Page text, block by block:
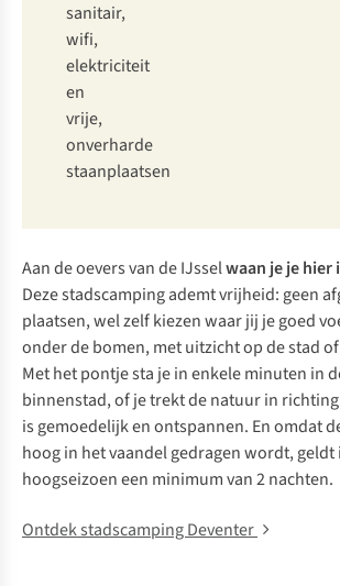
sanitair,
wifi,
elektriciteit
en
vrije,
onverharde
staanplaatsen
Aan de oevers van de IJsselwaan je je
Deze stadscamping ademt vrijheid: geen
plaatsen, wel zelf kiezen waar jij je goed
onder de bomen, met uitzicht op de stad
Met het pontje sta je in enkele minuten in
binnenstad, of je trekt de natuur in
is gemoedelijk en ontspannen. En omdat
hoog in het vaandel gedragen wordt, geldt
hoogseizoen een minimum van 2 nachten.
Ontdek stadscamping Deventer